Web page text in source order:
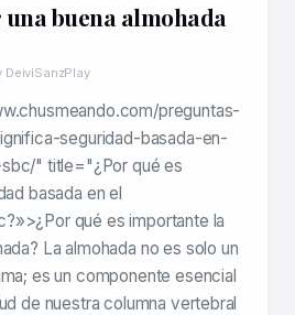
buena almohada
DeiviSanzPlay
preguntas-
seguridad-basada-en-
" title="¿Por qué es
basada en el
qué es importante la
La almohada no es solo un
es un componente esencial
de nuestra columna vertebral